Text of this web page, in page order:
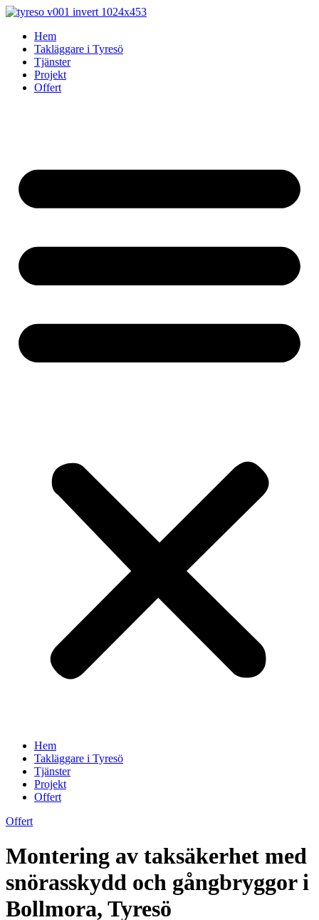
Skip
contentHem
Takläggare i Tyresö
Tjänster
Projekt
Offert
Hem
Takläggare i Tyresö
Tjänster
Projekt
Offert
Offert
Montering av taksäkerhet med
snörasskydd och gångbryggor i
Bollmora, Tyresö